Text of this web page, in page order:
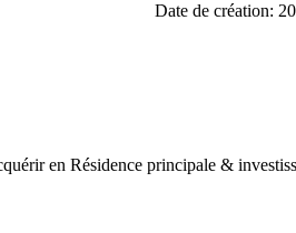
Date de création:
en Résidence principale &